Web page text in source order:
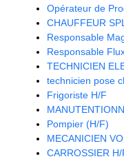
Opérateur de
CHAUFFEUR
Responsable
Responsable
TECHNICIEN
technicien pose
Frigoriste H/F
Pompier (H/F)
MECANICIEN
CARROSSIER H/